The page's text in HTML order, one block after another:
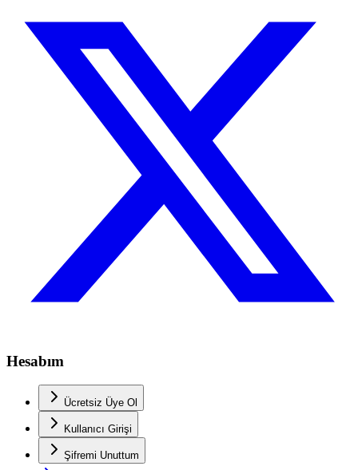
Hesabım
Ücretsiz Üye Ol
Kullanıcı Girişi
Şifremi Unuttum